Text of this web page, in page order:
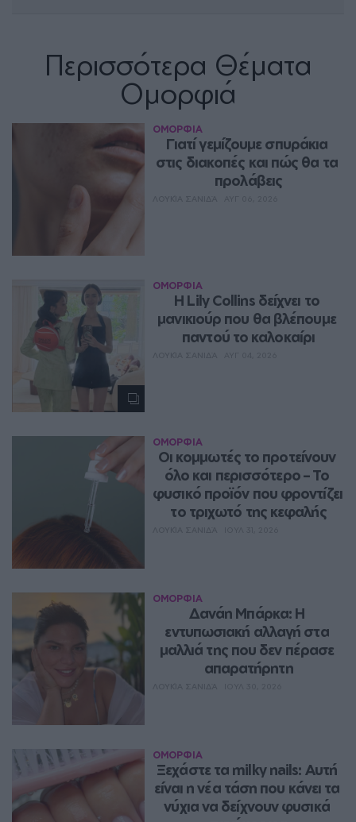
Περισσότερα Θέματα
Ομορφιά
ΟΜΟΡΦΙΑ
Γιατί γεμίζουμε σπυράκια
στις διακοπές και πώς θα τα
προλάβεις
ΟΜΟΡΦΙΑ
Η Lily Collins δείχνει το
μανικιούρ που θα βλέπουμε
παντού το καλοκαίρι
ΟΜΟΡΦΙΑ
Οι κομμωτές το προτείνουν
όλο και περισσότερο – Το
φυσικό προϊόν που φροντίζει
το τριχωτό της κεφαλής
ΟΜΟΡΦΙΑ
Δανάη Μπάρκα: Η
εντυπωσιακή αλλαγή στα
μαλλιά της που δεν πέρασε
απαρατήρητη
ΟΜΟΡΦΙΑ
Ξεχάστε τα milky nails: Αυτή
είναι η νέα τάση που κάνει τα
νύχια να δείχνουν φυσικά